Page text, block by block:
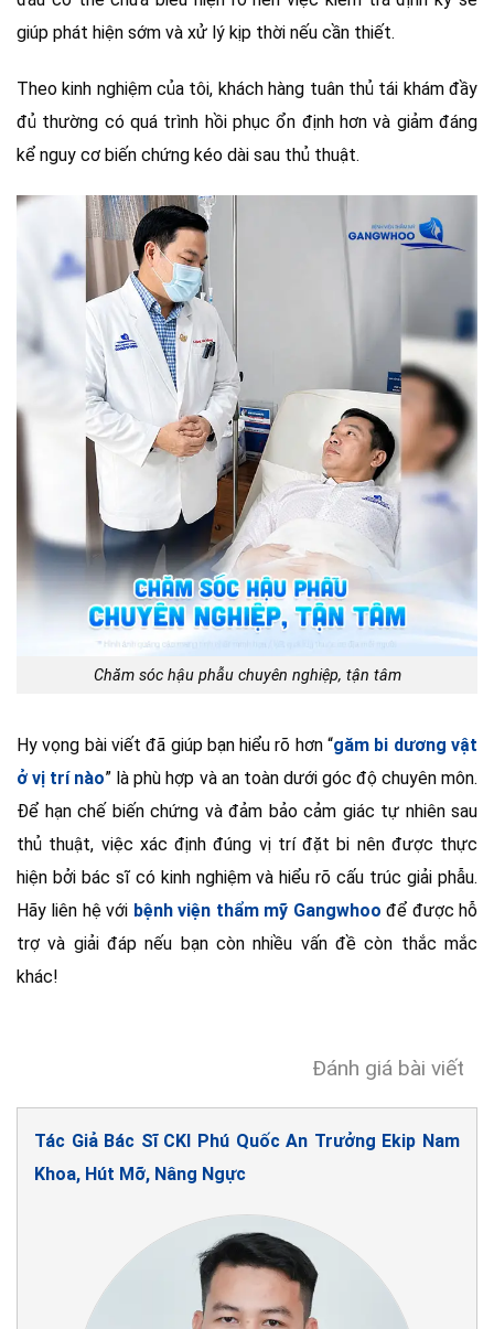
giúp phát hiện sớm và xử lý kịp thời nếu cần thiết.
Theo kinh nghiệm của tôi, khách hàng tuân thủ tái khám đầy
đủ thường có quá trình hồi phục ổn định hơn và giảm đáng
kể nguy cơ biến chứng kéo dài sau thủ thuật.
Chăm sóc hậu phẫu chuyên nghiệp, tận tâm
Hy vọng bài viết đã giúp bạn hiểu rõ hơn “găm bi dương vật
ở vị trí nào” là phù hợp và an toàn dưới góc độ chuyên môn.
Để hạn chế biến chứng và đảm bảo cảm giác tự nhiên sau
thủ thuật, việc xác định đúng vị trí đặt bi nên được thực
hiện bởi bác sĩ có kinh nghiệm và hiểu rõ cấu trúc giải phẫu.
Hãy liên hệ với bệnh viện thẩm mỹ Gangwhoo để được hỗ
trợ và giải đáp nếu bạn còn nhiều vấn đề còn thắc mắc
khác!
Đánh giá bài viết
Tác Giả Bác Sĩ CKI Phú Quốc An Trưởng Ekip Nam
Khoa, Hút Mỡ, Nâng Ngực